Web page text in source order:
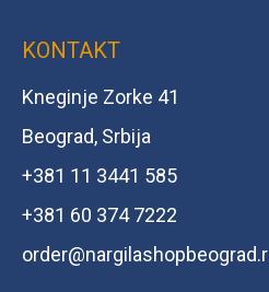
KONTAKT
Kneginje Zorke 41
Beograd, Srbija
+381 11 3441 585
+381 60 374 7222
order@